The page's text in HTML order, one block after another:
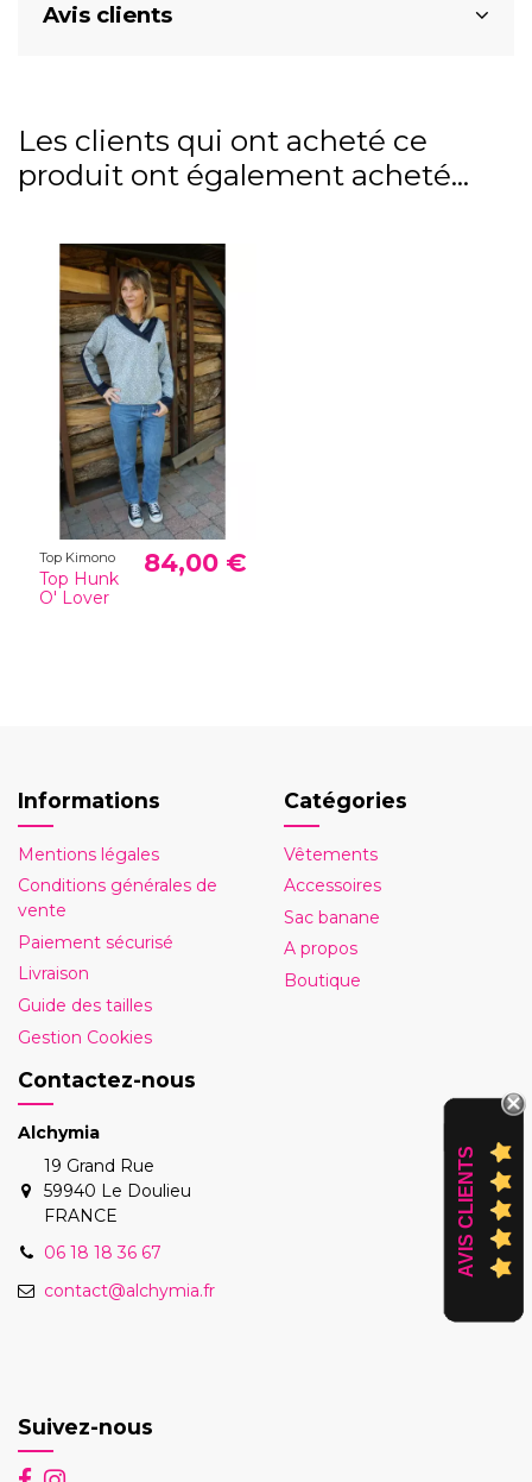
Avis clients
Les clients qui ont acheté ce
produit ont également acheté...
Top Kimono
Top Hunk
O' Lover
84,00 €
Informations
Mentions légales
Conditions générales de
vente
Paiement sécurisé
Livraison
Guide des tailles
Gestion Cookies
Catégories
Vêtements
Accessoires
Sac banane
A propos
Boutique
Contactez-nous
Alchymia
19 Grand Rue
59940 Le Doulieu
FRANCE
06 18 18 36 67
contact@alchymia.fr
AVIS CLIENTS
Suivez-nous